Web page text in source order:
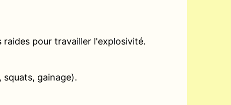
pour travailler l'explosivité.
gainage).